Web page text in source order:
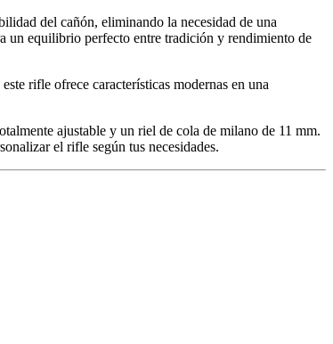
del cañón, eliminando la necesidad de una
un equilibrio perfecto entre tradición y rendimiento de
rifle ofrece características modernas en una
ajustable y un riel de cola de milano de 11 mm.
el rifle según tus necesidades.